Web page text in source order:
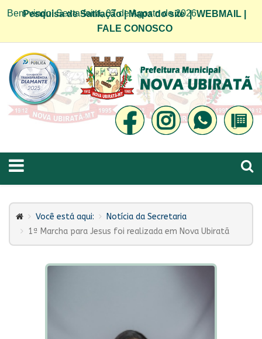
Bem vindo! Sexta-feira, 07 de Agosto de 2026
Pesquisa de Satifação|Mapa do site|WEBMAIL
FALE CONOSCO
Você está aqui:
Notícia da Secretaria
1ª Marcha para Jesus foi realizada em Nova Ubiratã